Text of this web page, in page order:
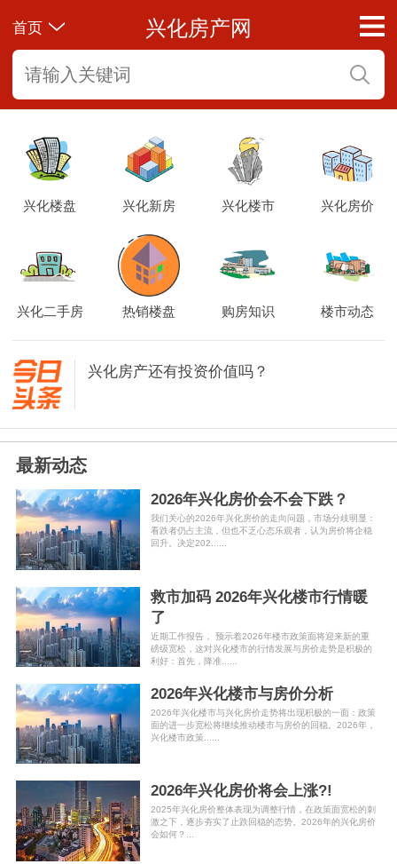
首页 兴化房产网
兴化楼盘 兴化新房 兴化楼市 兴化房价
兴化二手房 热销楼盘 购房知识 楼市动态
兴化房产还有投资价值吗？
2024年兴化楼市：几个重要的方面！
2023年兴化房价会涨还是跌？
最新动态
2026年兴化房价会不会下跌？
我们关心的2026年兴化房价的走向问题，市场分歧明显：
看跌者仍占主流，但也不乏心态乐观者，认为房价将企稳
回升。决定202......
救市加码 2026年兴化楼市行情暖
了
近期工作报告， 预示着2026年楼市政策面将迎来新的重
磅级宽松，这对兴化楼市的行情发展与房价走势是积极的
利好：首先，降准......
2026年兴化楼市与房价分析
2026年兴化楼市与兴化房价走势将出现积极的一面：政策
面的进一步宽松将继续推动楼市与房价的回稳。2026年，
兴化楼市政策......
2026年兴化房价将会上涨?!
2025年兴化房价整体表现为调整行情，在政策面宽松的刺
激之下，逐步夯实了止跌回稳的态势。2026年的兴化房价
会如何？...